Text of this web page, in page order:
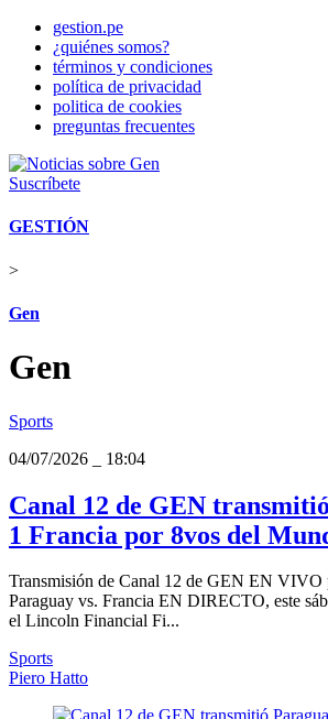
gestion.pe
¿quiénes somos?
términos y condiciones
política de privacidad
politica de cookies
preguntas frecuentes
Suscríbete
GESTIÓN
>
Gen
Gen
Sports
04/07/2026
18:04
Canal 12 de GEN
1 Francia por 8vos del
Transmisión de Canal 12 de GEN EN VIVO
Paraguay vs. Francia EN DIRECTO, este
el Lincoln Financial Fi...
Sports
Piero Hatto